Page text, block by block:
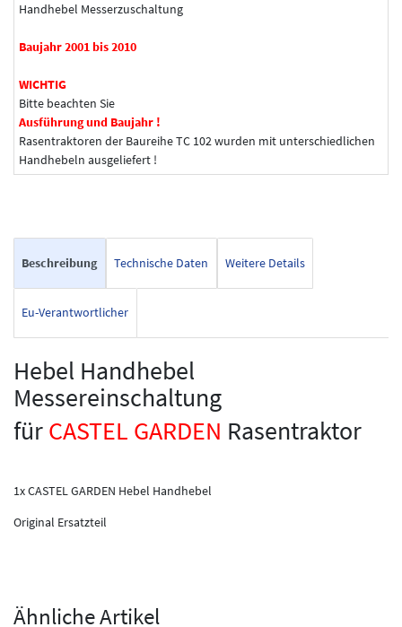
Handhebel Messerzuschaltung
Baujahr 2001 bis 2010
WICHTIG
Bitte beachten Sie
Ausführung und Baujahr !
Rasentraktoren der Baureihe TC 102 wurden mit unterschiedlichen
Handhebeln ausgeliefert !
Beschreibung Technische Daten Weitere Details
Eu-Verantwortlicher
Hebel Handhebel
Messereinschaltung
fürCASTEL GARDEN Rasentraktor
1x CASTEL GARDEN Hebel Handhebel
Original Ersatzteil
Ähnliche Artikel